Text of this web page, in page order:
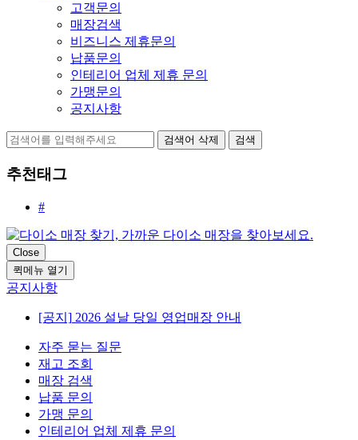
고객문의
매장검색
비즈니스 제휴문의
납품문의
인테리어 업체 제휴 문의
가맹문의
공지사항
검색어 삭제 검색
추천태그
#
Close
퀵메뉴 열기
공지사항
[공지] 2026 설날 당일 영업매장 안내
자주 묻는 질문
재고 조회
매장 검색
납품 문의
가맹 문의
인테리어 업체 제휴 문의